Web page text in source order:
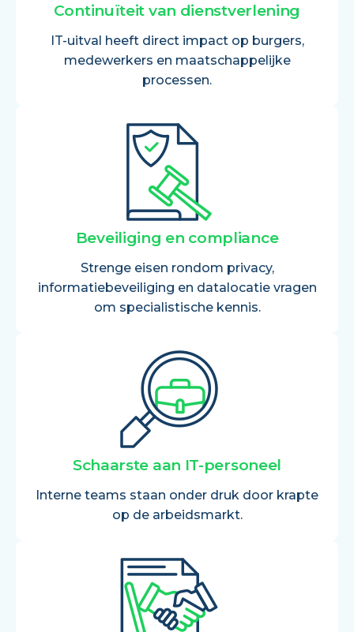
Continuïteit van dienstverlening
IT-uitval heeft direct impact op burgers,
medewerkers en maatschappelijke
processen.
Beveiliging en compliance
Strenge eisen rondom privacy,
informatiebeveiliging en datalocatie vragen
om specialistische kennis.
Schaarste aan IT-personeel
Interne teams staan onder druk door krapte
op de arbeidsmarkt.